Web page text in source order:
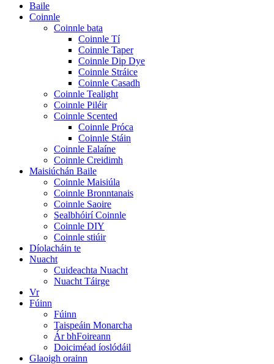
Baile
Coinnle
Coinnle bata
Coinnle Tí
Coinnle Taper
Coinnle Dip Dye
Coinnle Stráice
Coinnle Casadh
Coinnle Tealight
Coinnle Piléir
Coinnle Scented
Coinnle Próca
Coinnle Stáin
Coinnle Ealaíne
Coinnle Creidimh
Maisiúchán Baile
Coinnle Maisiúla
Coinnle Bronntanais
Coinnle Saoire
Sealbhóirí Coinnle
Coinnle DIY
Coinnle stiúir
Díolacháin te
Nuacht
Cuideachta Nuacht
Nuacht Táirge
Vr
Fúinn
Fúinn
Taispeáin Monarcha
Ár bhFoireann
Doiciméad íoslódáil
Glaoigh orainn